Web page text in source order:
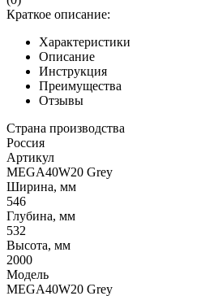
Краткое описание:
Характеристики
Описание
Инструкция
Преимущества
Отзывы
Страна производства
Россия
Артикул
MEGA40W20 Grey
Ширина, мм
546
Глубина, мм
532
Высота, мм
2000
Модель
MEGA40W20 Grey